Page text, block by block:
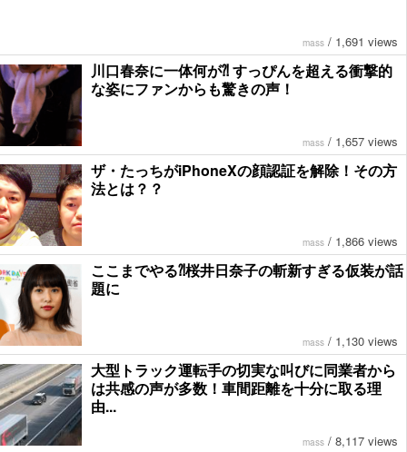
mass / 1,691 views
川口春奈に一体何が⁈ すっぴんを超える衝撃的
な姿にファンからも驚きの声！
mass / 1,657 views
ザ・たっちがiPhoneXの顔認証を解除！その方
法とは？？
mass / 1,866 views
ここまでやる⁈桜井日奈子の斬新すぎる仮装が話
題に
mass / 1,130 views
大型トラック運転手の切実な叫びに同業者から
は共感の声が多数！車間距離を十分に取る理
由...
mass / 8,117 views